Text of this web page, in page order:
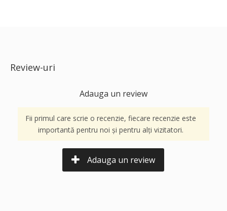
Review-uri
Adauga un review
Fii primul care scrie o recenzie, fiecare recenzie este
importantă pentru noi și pentru alți vizitatori.
Adauga un review